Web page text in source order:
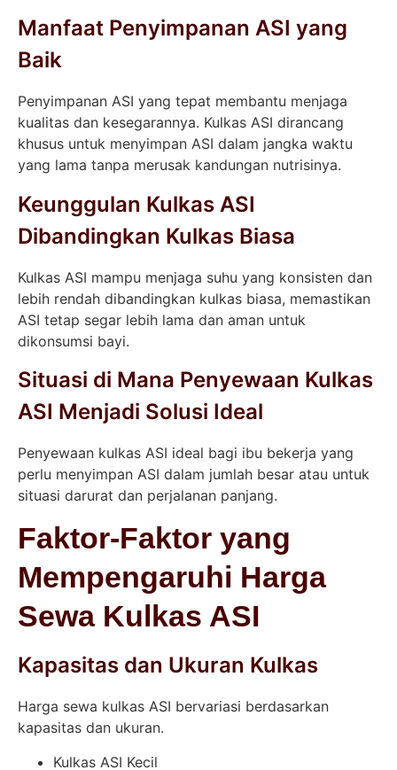
Manfaat Penyimpanan ASI yang
Baik
Penyimpanan ASI yang tepat membantu menjaga
kualitas dan kesegarannya. Kulkas ASI dirancang
khusus untuk menyimpan ASI dalam jangka waktu
yang lama tanpa merusak kandungan nutrisinya.
Keunggulan Kulkas ASI
Dibandingkan Kulkas Biasa
Kulkas ASI mampu menjaga suhu yang konsisten dan
lebih rendah dibandingkan kulkas biasa, memastikan
ASI tetap segar lebih lama dan aman untuk
dikonsumsi bayi.
Situasi di Mana Penyewaan Kulkas
ASI Menjadi Solusi Ideal
Penyewaan kulkas ASI ideal bagi ibu bekerja yang
perlu menyimpan ASI dalam jumlah besar atau untuk
situasi darurat dan perjalanan panjang.
Faktor-Faktor yang
Mempengaruhi Harga
Sewa Kulkas ASI
Kapasitas dan Ukuran Kulkas
Harga sewa kulkas ASI bervariasi berdasarkan
kapasitas dan ukuran.
Kulkas ASI Kecil